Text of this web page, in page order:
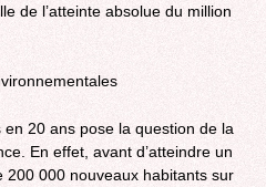
de l’atteinte absolue du million
20 ans pose la question de la
En effet, avant d’atteindre un
200 000 nouveaux habitants sur